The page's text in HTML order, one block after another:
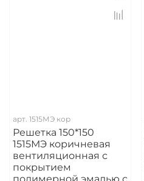
арт. 1515МЭ кор
Решетка 150*150
1515МЭ коричневая
вентиляционная с
покрытием